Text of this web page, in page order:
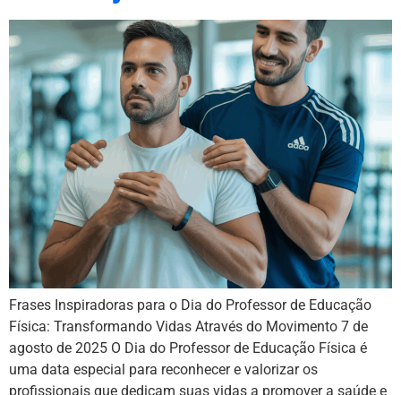
Frases Inspiradoras para o Dia do Professor de Educação
Física: Transformando Vidas Através do Movimento 7 de
agosto de 2025 O Dia do Professor de Educação Física é
uma data especial para reconhecer e valorizar os
profissionais que dedicam suas vidas a promover a saúde e